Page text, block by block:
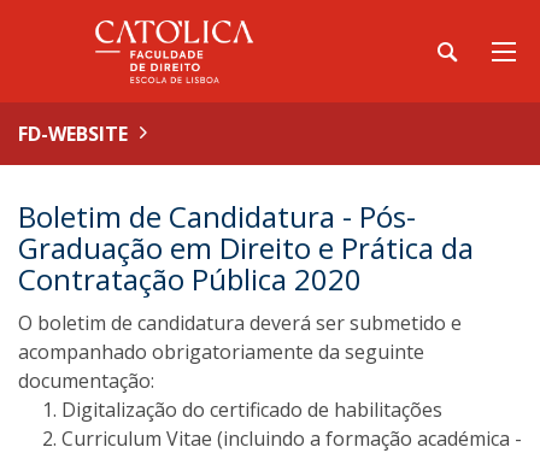
FD-WEBSITE
Boletim de Candidatura - Pós-
Graduação em Direito e Prática da
Contratação Pública 2020
O boletim de candidatura deverá ser submetido e
acompanhado obrigatoriamente da seguinte
documentação:
Digitalização do certificado de habilitações
Curriculum Vitae (incluindo a formação académica -